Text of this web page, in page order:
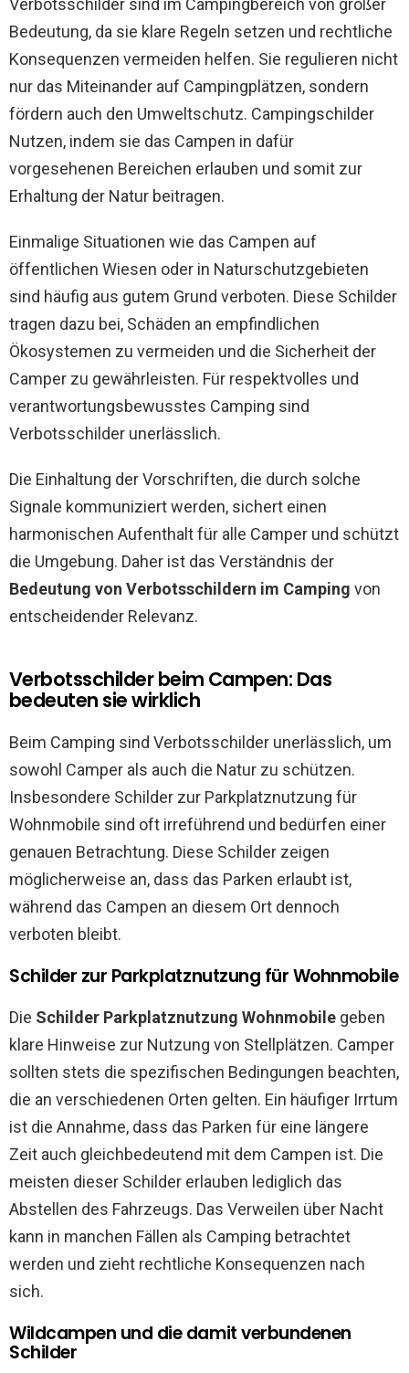
Verbotsschilder sind im Campingbereich von großer
Bedeutung, da sie klare Regeln setzen und rechtliche
Konsequenzen vermeiden helfen. Sie regulieren nicht
nur das Miteinander auf Campingplätzen, sondern
fördern auch den Umweltschutz. Campingschilder
Nutzen, indem sie das Campen in dafür
vorgesehenen Bereichen erlauben und somit zur
Erhaltung der Natur beitragen.
Einmalige Situationen wie das Campen auf
öffentlichen Wiesen oder in Naturschutzgebieten
sind häufig aus gutem Grund verboten. Diese Schilder
tragen dazu bei, Schäden an empfindlichen
Ökosystemen zu vermeiden und die Sicherheit der
Camper zu gewährleisten. Für respektvolles und
verantwortungsbewusstes Camping sind
Verbotsschilder unerlässlich.
Die Einhaltung der Vorschriften, die durch solche
Signale kommuniziert werden, sichert einen
harmonischen Aufenthalt für alle Camper und schützt
die Umgebung. Daher ist das Verständnis der
Bedeutung von Verbotsschildern im Camping von
entscheidender Relevanz.
Verbotsschilder beim Campen: Das
bedeuten sie wirklich
Beim Camping sind Verbotsschilder unerlässlich, um
sowohl Camper als auch die Natur zu schützen.
Insbesondere Schilder zur Parkplatznutzung für
Wohnmobile sind oft irreführend und bedürfen einer
genauen Betrachtung. Diese Schilder zeigen
möglicherweise an, dass das Parken erlaubt ist,
während das Campen an diesem Ort dennoch
verboten bleibt.
Schilder zur Parkplatznutzung für Wohnmobile
Die Schilder Parkplatznutzung Wohnmobile geben
klare Hinweise zur Nutzung von Stellplätzen. Camper
sollten stets die spezifischen Bedingungen beachten,
die an verschiedenen Orten gelten. Ein häufiger Irrtum
ist die Annahme, dass das Parken für eine längere
Zeit auch gleichbedeutend mit dem Campen ist. Die
meisten dieser Schilder erlauben lediglich das
Abstellen des Fahrzeugs. Das Verweilen über Nacht
kann in manchen Fällen als Camping betrachtet
werden und zieht rechtliche Konsequenzen nach
sich.
Wildcampen und die damit verbundenen
Schilder